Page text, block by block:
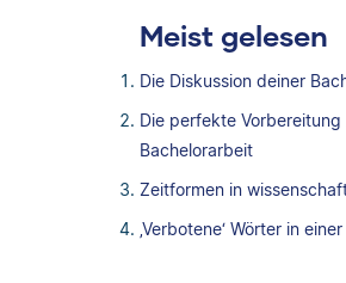
Meist gelesen
Die Diskussion deiner
Die perfekte
Bachelorarbeit
Zeitformen in
‚Verbotene‘ Wörter in